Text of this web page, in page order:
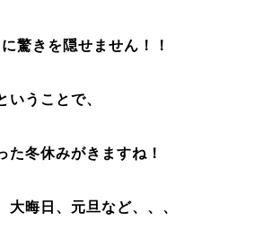
驚きを隠せません！！
いうことで、
た冬休みがきますね！
大晦日、元旦など、、、